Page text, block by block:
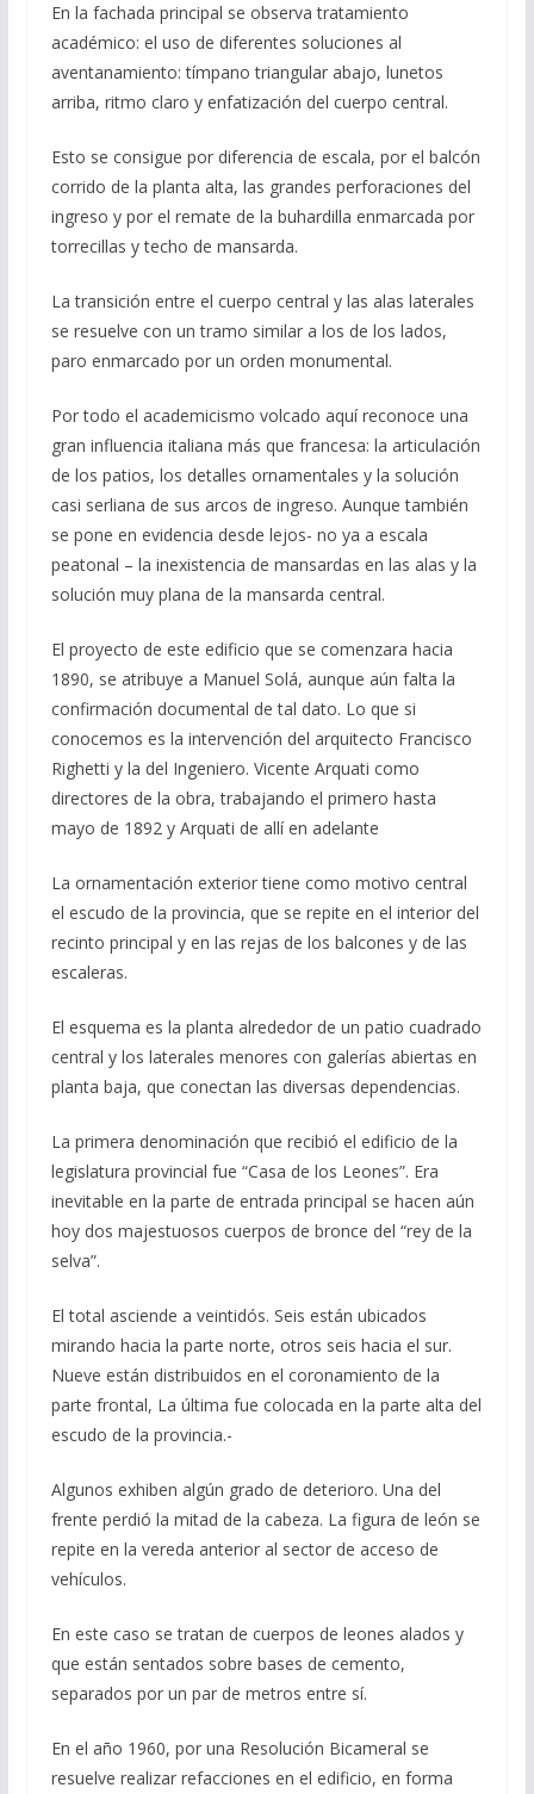
En la fachada principal se observa tratamiento
académico: el uso de diferentes soluciones al
aventanamiento: tímpano triangular abajo, lunetos
arriba, ritmo claro y enfatización del cuerpo central.
Esto se consigue por diferencia de escala, por el balcón
corrido de la planta alta, las grandes perforaciones del
ingreso y por el remate de la buhardilla enmarcada por
torrecillas y techo de mansarda.
La transición entre el cuerpo central y las alas laterales
se resuelve con un tramo similar a los de los lados,
paro enmarcado por un orden monumental.
Por todo el academicismo volcado aquí reconoce una
gran influencia italiana más que francesa: la articulación
de los patios, los detalles ornamentales y la solución
casi serliana de sus arcos de ingreso. Aunque también
se pone en evidencia desde lejos- no ya a escala
peatonal – la inexistencia de mansardas en las alas y la
solución muy plana de la mansarda central.
El proyecto de este edificio que se comenzara hacia
1890, se atribuye a Manuel Solá, aunque aún falta la
confirmación documental de tal dato. Lo que si
conocemos es la intervención del arquitecto Francisco
Righetti y la del Ingeniero. Vicente Arquati como
directores de la obra, trabajando el primero hasta
mayo de 1892 y Arquati de allí en adelante
La ornamentación exterior tiene como motivo central
el escudo de la provincia, que se repite en el interior del
recinto principal y en las rejas de los balcones y de las
escaleras.
El esquema es la planta alrededor de un patio cuadrado
central y los laterales menores con galerías abiertas en
planta baja, que conectan las diversas dependencias.
La primera denominación que recibió el edificio de la
legislatura provincial fue “Casa de los Leones”. Era
inevitable en la parte de entrada principal se hacen aún
hoy dos majestuosos cuerpos de bronce del “rey de la
selva”.
El total asciende a veintidós. Seis están ubicados
mirando hacia la parte norte, otros seis hacia el sur.
Nueve están distribuidos en el coronamiento de la
parte frontal, La última fue colocada en la parte alta del
escudo de la provincia.-
Algunos exhiben algún grado de deterioro. Una del
frente perdió la mitad de la cabeza. La figura de león se
repite en la vereda anterior al sector de acceso de
vehículos.
En este caso se tratan de cuerpos de leones alados y
que están sentados sobre bases de cemento,
separados por un par de metros entre sí.
En el año 1960, por una Resolución Bicameral se
resuelve realizar refacciones en el edificio, en forma